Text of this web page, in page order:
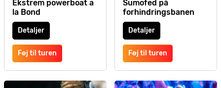
Ekstrem powerboat a
la Bond
Detaljer
Føj til turen
Sumofed på
forhindringsbanen
Detaljer
Føj til turen